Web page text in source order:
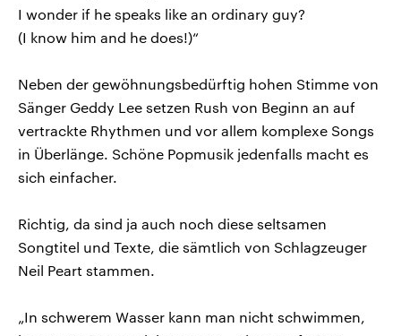
I wonder if he speaks like an ordinary guy?
(I know him and he does!)“
Neben der gewöhnungsbedürftig hohen Stimme von
Sänger Geddy Lee setzen Rush von Beginn an auf
vertrackte Rhythmen und vor allem komplexe Songs
in Überlänge. Schöne Popmusik jedenfalls macht es
sich einfacher.
Richtig, da sind ja auch noch diese seltsamen
Songtitel und Texte, die sämtlich von Schlagzeuger
Neil Peart stammen.
„In schwerem Wasser kann man nicht schwimmen,